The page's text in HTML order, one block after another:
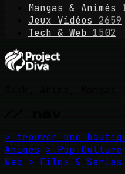
Mangas & Animés
Jeux Vidéos
2659
Tech & Web 1502
> trouver une
Animés
> Pop Culture
Web > Films & Séries